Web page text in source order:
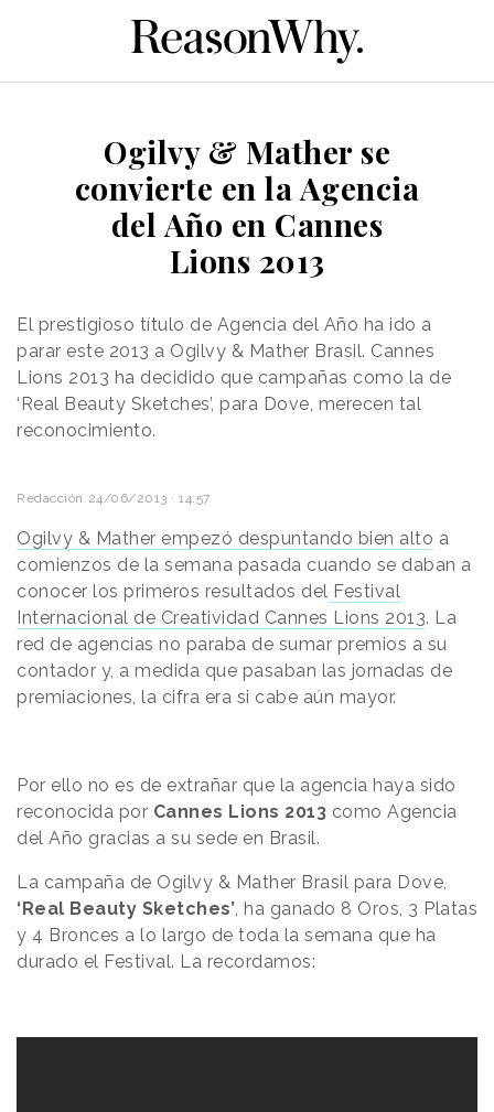
Ogilvy & Mather se
convierte en la Agencia
del Año en Cannes
Lions 2013
El prestigioso título de Agencia del Año ha ido a
parar este 2013 a Ogilvy & Mather Brasil. Cannes
Lions 2013 ha decidido que campañas como la de
‘Real Beauty Sketches’, para Dove, merecen tal
reconocimiento.
Redacción 24/06/2013 · 14:57
Ogilvy & Mather empezó despuntando bien alto a
comienzos de la semana pasada cuando se daban a
conocer los primeros resultados del Festival
Internacional de Creatividad Cannes Lions 2013. La
red de agencias no paraba de sumar premios a su
contador y, a medida que pasaban las jornadas de
premiaciones, la cifra era si cabe aún mayor.
Por ello no es de extrañar que la agencia haya sido
reconocida por Cannes Lions 2013 como Agencia
del Año gracias a su sede en Brasil.
La campaña de Ogilvy & Mather Brasil para Dove,
‘Real Beauty Sketches’ , ha ganado 8 Oros, 3 Platas
y 4 Bronces a lo largo de toda la semana que ha
durado el Festival. La recordamos: